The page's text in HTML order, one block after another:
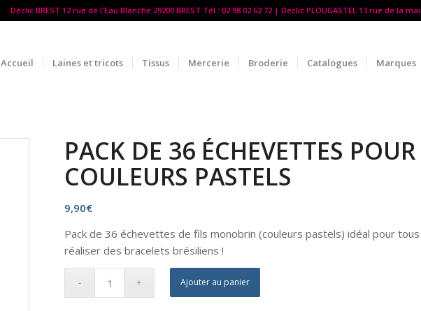
Déclic BREST 12 rue de l'Eau Blanche 29200 BREST Tél : 02 98 02 62 72 | Declic PLOUGASTEL 13 rue de la
Accueil Laines et tricots Tissus Mercerie Broderie Catalogues Marques
PACK DE 36 ÉCHEVETTES
COULEURS PASTELS
9,90€
Pack de 36 échevettes de fils monobrin (couleurs pastels) idéal pour
réaliser des bracelets brésiliens !
Ajouter au panier